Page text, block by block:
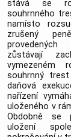
stává se
souhrnného
namísto
zrušený
zůstávají
vymezeném
souhrnný
daňová
nařízení
uloženého v
Obdobně se
uložení